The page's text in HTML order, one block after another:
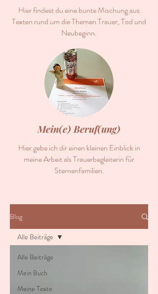
Hier findest du eine bunte Mischung aus
Texten rund um die Themen Trauer, Tod und
Neubeginn.
Mein(e) Beruf(ung)
Hier gebe ich dir einen kleinen Einblick in
meine Arbeit als Trauerbegleiterin für
Sternenfamilien.
Blog
Alle Beiträge
Mein Buch
Meine Texte
Alle Beiträge